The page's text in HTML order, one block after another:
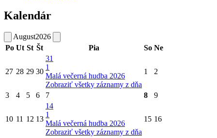
Kalendár
August2026
Po Ut St Št Pia So Ne
27 28 29 30
31
1
Malá večerná hudba 2026
Zobraziť všetky záznamy z dňa
1 2
3 4 5 6 7 8 9
10 11 12 13
14
1
Malá večerná hudba 2026
Zobraziť všetky záznamy z dňa
15 16